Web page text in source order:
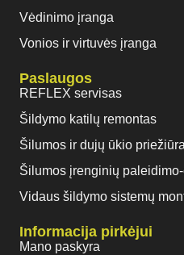
Vėdinimo įranga
Vonios ir virtuvės įranga
Paslaugos
REFLEX servisas
Šildymo katilų remontas
Šilumos ir dujų ūkio
Šilumos įrenginių
Vidaus šildymo sistemų
Informacija pirkėjui
Mano paskyra